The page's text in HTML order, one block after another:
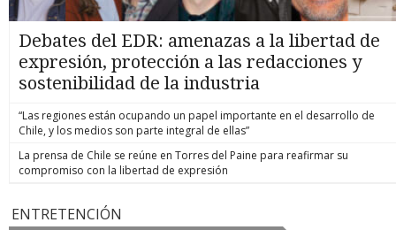
Debates del EDR: amenazas a la libertad de
expresión, protección a las redacciones y
sostenibilidad de la industria
“Las regiones están ocupando un papel importante en el desarrollo de
Chile, y los medios son parte integral de ellas”
La prensa de Chile se reúne en Torres del Paine para reafirmar su
compromiso con la libertad de expresión
ENTRETENCIÓN